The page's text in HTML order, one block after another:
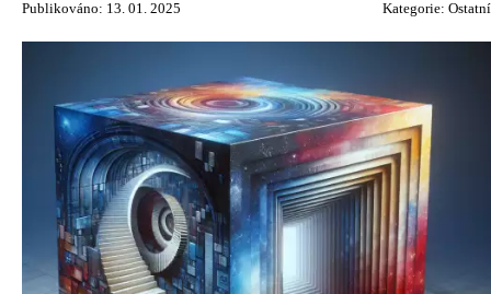
Publikováno: 13. 01. 2025 Kategorie: Ostatní